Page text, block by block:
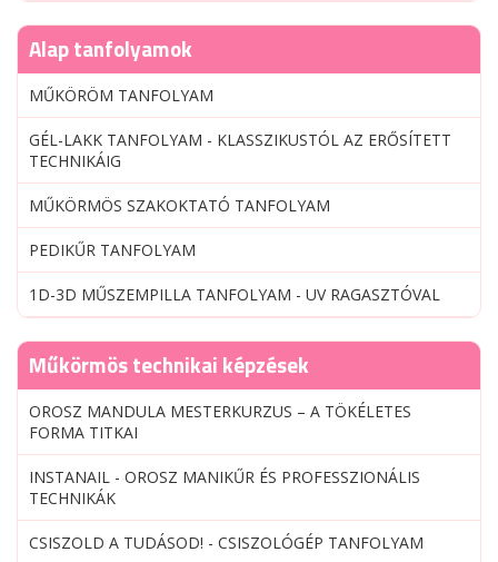
Alap tanfolyamok
MŰKÖRÖM TANFOLYAM
GÉL-LAKK TANFOLYAM - KLASSZIKUSTÓL AZ ERŐSÍTETT
TECHNIKÁIG
MŰKÖRMÖS SZAKOKTATÓ TANFOLYAM
PEDIKŰR TANFOLYAM
1D-3D MŰSZEMPILLA TANFOLYAM - UV RAGASZTÓVAL
Műkörmös technikai képzések
OROSZ MANDULA MESTERKURZUS – A TÖKÉLETES
FORMA TITKAI
INSTANAIL - OROSZ MANIKŰR ÉS PROFESSZIONÁLIS
TECHNIKÁK
CSISZOLD A TUDÁSOD! - CSISZOLÓGÉP TANFOLYAM